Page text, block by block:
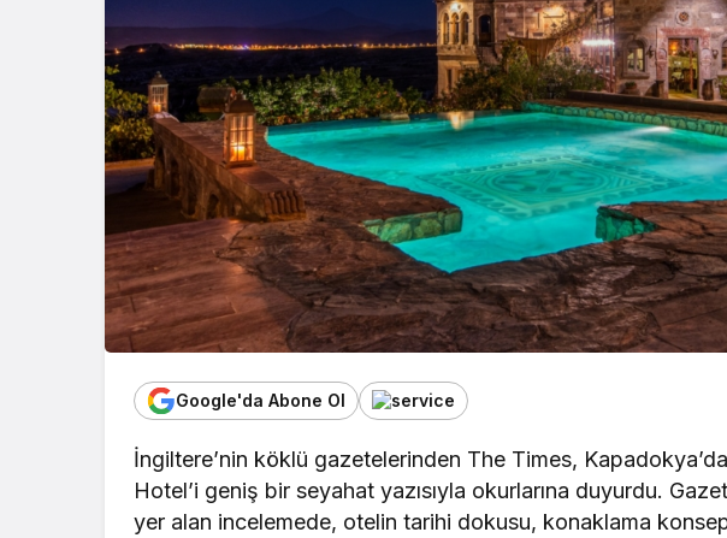
Google'da Abone Ol
İngiltere’nin köklü gazetelerinden The Times,
Hotel’i geniş bir seyahat yazısıyla okurlarına duyurdu.
yer alan incelemede, otelin tarihi dokusu, konaklama